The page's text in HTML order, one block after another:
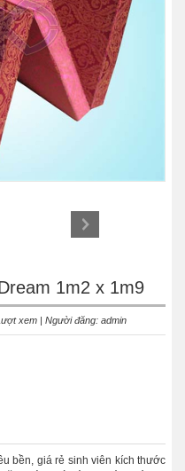
1m2 x 1m9
xem | Người đăng: admin
bền, giá rẻ sinh viên kích thước